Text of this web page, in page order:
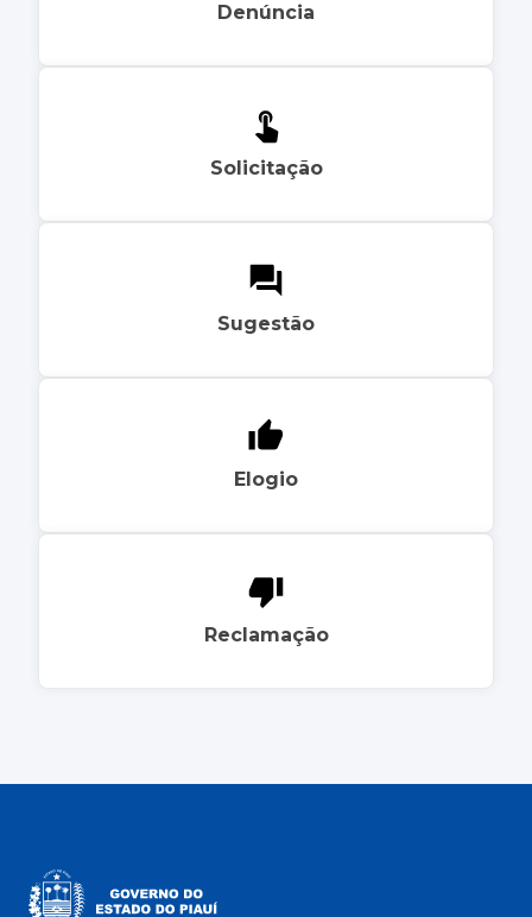
Denúncia
Solicitação
Sugestão
Elogio
Reclamação